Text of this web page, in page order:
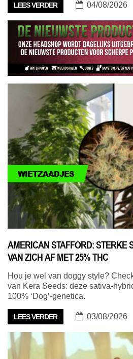
LEES VERDER 04/08/2026
WIETZAADJES
AMERICAN STAFFORD: STERKE
VAN ZICH AF MET 25% THC
Hou je wel van doggy style?
van Kera Seeds: deze sativa-
100% ‘Dog’-genetica.
LEES VERDER 03/08/2026